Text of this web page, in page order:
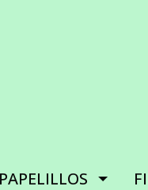
PAPELILLOS